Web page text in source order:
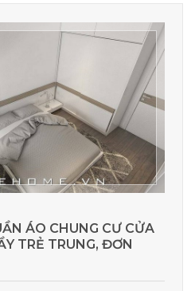
ÁO CHUNG CƯ CỬA
TRẺ TRUNG, ĐƠN